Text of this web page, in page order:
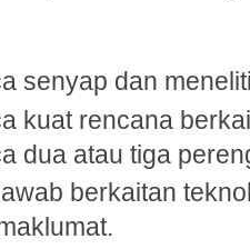
senyap dan
kuat rencana
dua atau tiga
berkaitan